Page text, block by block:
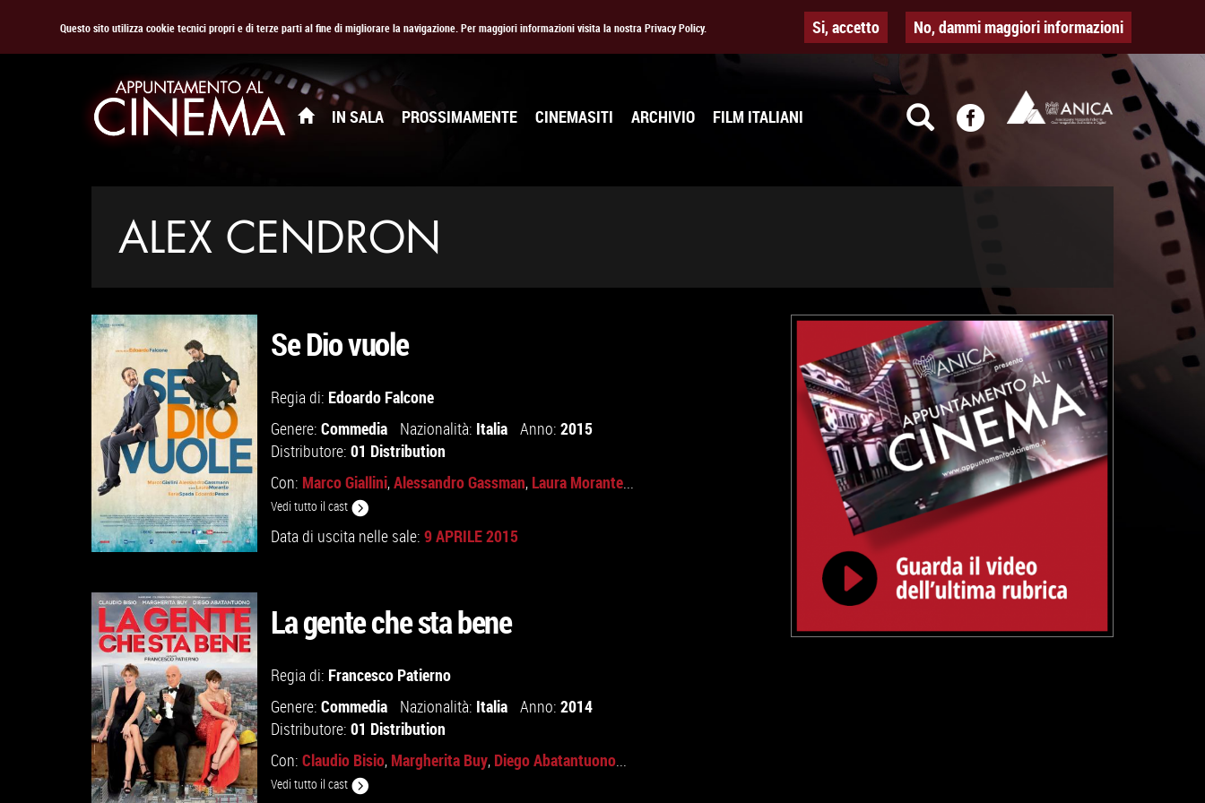
Questo sito utilizza cookie tecnici propri e di terze parti al fine di migliorare la navigazione. Per maggiori informazioni visita la nostra Privacy Policy. Si, accetto No, dammi maggiori informazioni
IN SALA PROSSIMAMENTE CINEMASITI ARCHIVIO FILM ITALIANI
ALEX CENDRON
GUARDA IL TRAILER
VAI ALLA SCHEDA
Se Dio vuole
Regia di: Edoardo Falcone
Genere: Commedia Nazionalità: Italia Anno: 2015
Distributore: 01 Distribution
Con: Marco Giallini,Alessandro Gassman, Laura Morante...
Vedi tutto il cast
Data di uscita nelle sale: 9 APRILE 2015
La gente che sta bene
Regia di: Francesco Patierno
Genere: Commedia Nazionalità: Italia Anno: 2014
Distributore: 01 Distribution
Con: Claudio Bisio, Margherita Buy, Diego Abatantuono...
Vedi tutto il cast